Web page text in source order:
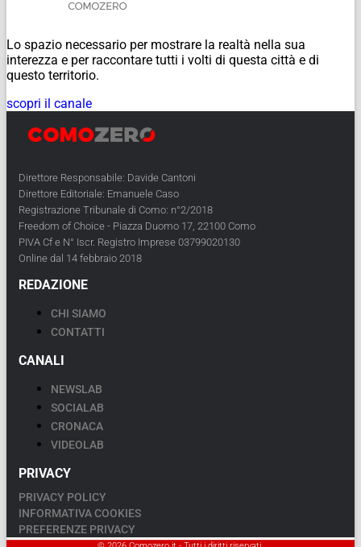
Lo spazio necessario per mostrare la realtà nella sua
interezza e per raccontare tutti i volti di questa città e di
questo territorio.
scopri il canale
Direttore Responsabile: Davide Cantoni
Direttore Editoriale: Emanuele Caso
Registrazione Tribunale di Como: n°2/2018
Freedom of Choice - Piazza Duomo 17, 22100 Como
PIVA Cf e N° Iscr. Registro Imprese 03799020130
Online dal 14 febbraio 2018
REDAZIONE
CHI SIAMO
CONTATTI
CANALI
NEWSLAB
SOCIALAB
CRONACA
VIDEOLAB
PRIVACY
PRIVACY POLICY
INFORMATIVA COOKIES
PREFERENZE PRIVACY